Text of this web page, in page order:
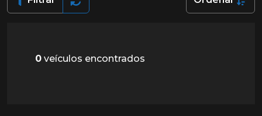
0 veículos encontrados